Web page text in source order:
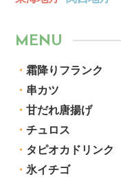
MENU
・ 霜降りフランク
・ 串カツ
・甘だれ唐揚げ
・チュロス
・ タピオカドリンク
・ 氷イチゴ